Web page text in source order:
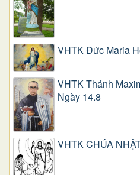
VHTK Đức Maria
VHTK Thánh
Ngày 14.8
VHTK CHÚA